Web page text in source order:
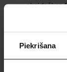
Piekrišana
skaidrākas
valodās,
inteligentai